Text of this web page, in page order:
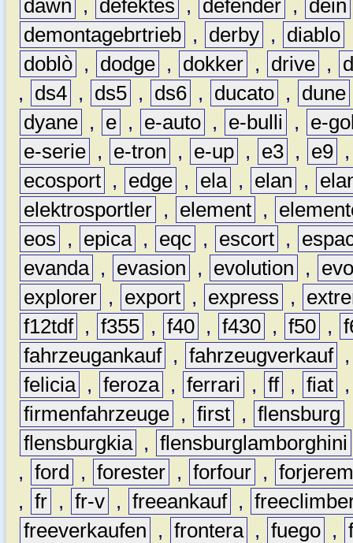
dawn , defektes , defender , dein
demontagebrtrieb , derby , diablo
doblò , dodge , dokker , drive ,
,
ds4 , ds5 , ds6 , ducato , dune
dyane , e , e-auto , e-bulli ,
e-
e-serie , e-tron , e-up , e3 , e9
ecosport , edge , ela , elan ,
elektrosportler , element ,
eos
, epica , eqc , escort ,
evanda , evasion , evolution ,
explorer , export , express ,
f12tdf , f355 , f40 , f430 , f50 ,
fahrzeugankauf , fahrzeugverkauf
felicia , feroza , ferrari , ff , fiat
firmenfahrzeuge , first , flensburg
flensburgkia , flensburglamborghini
, ford , forester , forfour ,
, fr , fr-v , freeankauf ,
freeverkaufen
, frontera , fuego ,